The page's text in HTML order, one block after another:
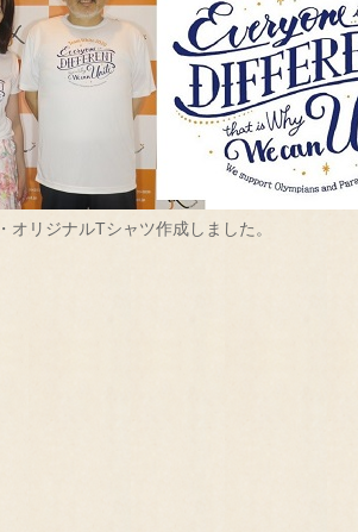
オリジナルTシャツ作成しました。